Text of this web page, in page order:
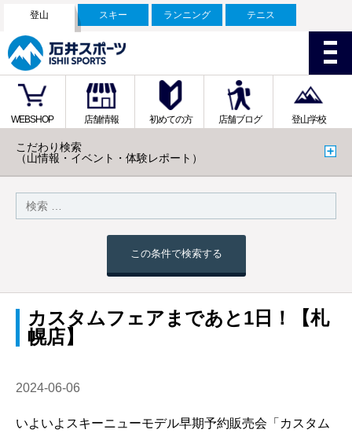
登山 スキー ランニング テニス
WEBSHOP 店舗情報 初めての方 店舗ブログ 登山学校
こだわり検索
（山情報・イベント・体験レポート）
この条件で検索する
カスタムフェアまであと1日！【札
幌店】
2024-06-06
いよいよスキーニューモデル早期予約販売会「カスタム